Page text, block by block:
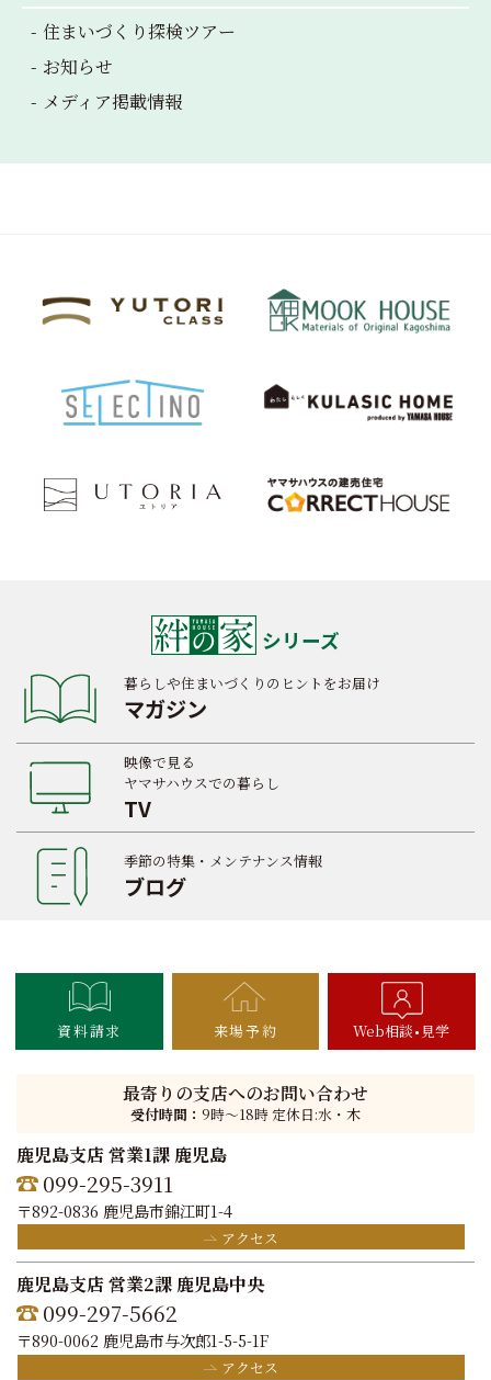
住まいづくり探検ツアー
お知らせ
メディア掲載情報
シリーズ
暮らしや住まいづくりのヒントをお届け
マガジン
映像で見る
ヤマサハウスでの暮らし
TV
季節の特集・メンテナンス情報
ブログ
資料請求 来場予約 Web相談 見学
最寄りの支店へのお問い合わせ
受付時間： 9時〜18時 定休日:水・木
鹿児島支店 営業1課 鹿児島
099-295-3911
〒892-0836 鹿児島市錦江町1-4
アクセス
鹿児島支店 営業2課 鹿児島中央
099-297-5662
〒890-0062 鹿児島市与次郎1-5-5-1F
アクセス